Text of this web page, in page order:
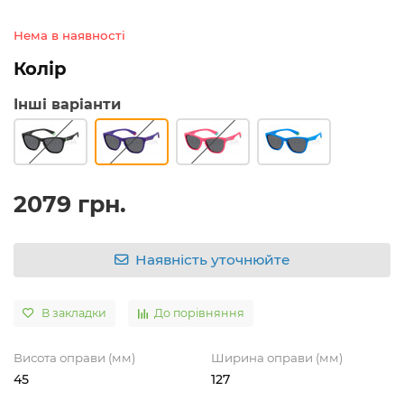
Нема в наявності
Колір
Інші варіанти
2079 грн.
Наявність уточнюйте
В закладки До порівняння
Висота оправи (мм)
45
Ширина оправи (мм)
127